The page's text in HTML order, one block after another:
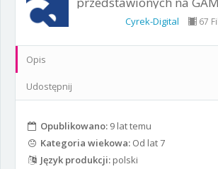
Cyrek-Digital 67
Opis
Udostępnij
Opublikowano: 9 lat temu
Kategoria wiekowa:Od lat 7
Język produkcji:polski